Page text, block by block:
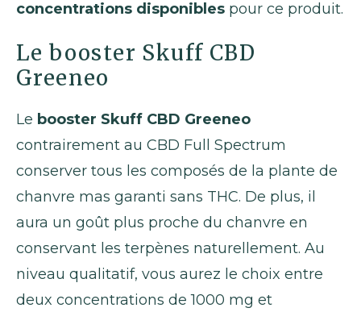
concentrations disponibles pour ce produit.
Le booster Skuff CBD
Greeneo
Le booster Skuff CBD Greeneo
contrairement au CBD Full Spectrum
conserver tous les composés de la plante de
chanvre mas garanti sans THC. De plus, il
aura un goût plus proche du chanvre en
conservant les terpènes naturellement. Au
niveau qualitatif, vous aurez le choix entre
deux concentrations de 1000 mg et